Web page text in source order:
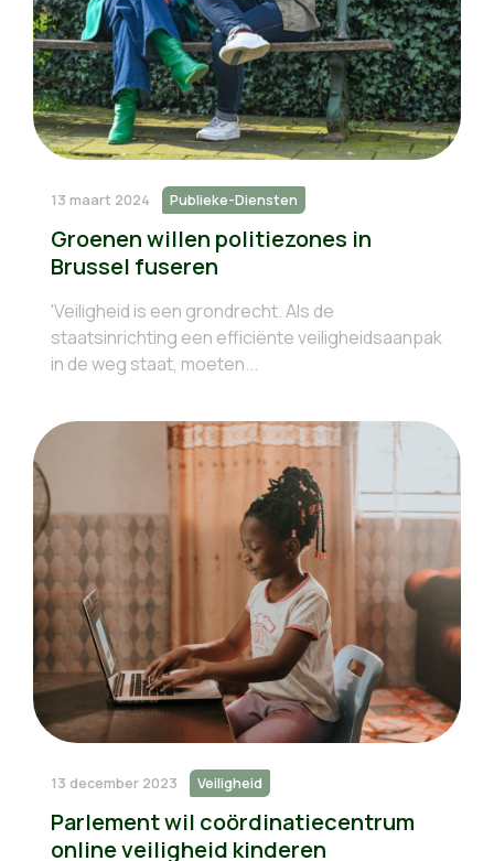
13 maart 2024 Publieke-Diensten
Groenen willen politiezones in
Brussel fuseren
'Veiligheid is een grondrecht. Als de
staatsinrichting een efficiënte veiligheidsaanpak
in de weg staat, moeten...
13 december 2023 Veiligheid
Parlement wil coördinatiecentrum
online veiligheid kinderen